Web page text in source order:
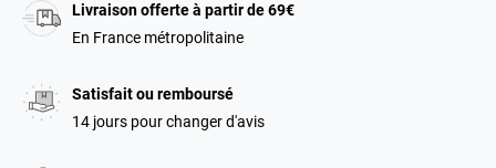
Livraison offerte à partir de 69€
En France métropolitaine
Satisfait ou remboursé
14 jours pour changer d'avis